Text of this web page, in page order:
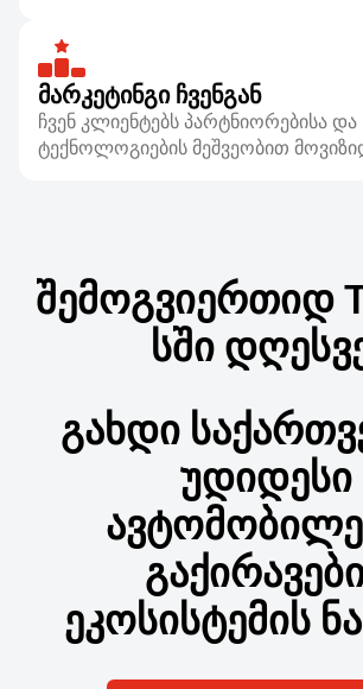
ᲛᲐᲠᲙᲔᲢᲘᲜᲒᲘ ᲩᲕᲔᲜᲒᲐᲜ
ჩვენ კლიენტებს პარტნიორებისა და
ტექნოლოგიების მეშვეობით
შემოგვიერთიდ
სში
გახდი
უდიდესი
ეკოსისტემის